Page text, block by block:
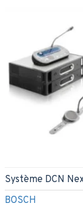
BOSCH
Système DCN